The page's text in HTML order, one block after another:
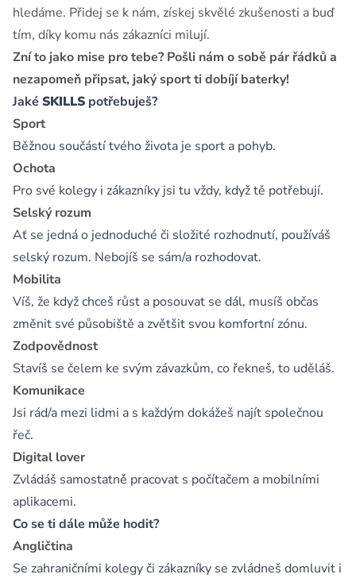
hledáme. Přidej se k nám, získej skvělé zkušenosti a buď
tím, díky komu nás zákazníci milují.
Zní to jako mise pro tebe? Pošli nám o sobě pár řádků a
nezapomeň připsat, jaký sport ti dobíjí baterky!
Jaké SKILLS potřebuješ?
Sport
Běžnou součástí tvého života je sport a pohyb.
Ochota
Pro své kolegy i zákazníky jsi tu vždy, když tě potřebují.
Selský rozum
Ať se jedná o jednoduché či složité rozhodnutí, používáš
selský rozum. Nebojíš se sám/a rozhodovat.
Mobilita
Víš, že když chceš růst a posouvat se dál, musíš občas
změnit své působiště a zvětšit svou komfortní zónu.
Zodpovědnost
Stavíš se čelem ke svým závazkům, co řekneš, to uděláš.
Komunikace
Jsi rád/a mezi lidmi a s každým dokážeš najít společnou
řeč.
Digital lover
Zvládáš samostatně pracovat s počítačem a mobilními
aplikacemi.
Co se ti dále může hodit?
Angličtina
Se zahraničními kolegy či zákazníky se zvládneš domluvit i